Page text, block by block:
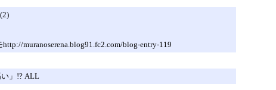
muranoserena.blog91.fc2.com/blog-entry-119
」!? ALL